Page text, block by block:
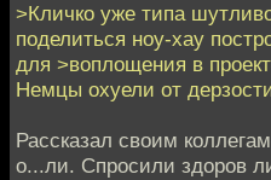
>Кличко уже типа
поделиться ноу-хау
для >воплощения в
Немцы охуели от
Рассказал своим
о...ли. Спросили здоров